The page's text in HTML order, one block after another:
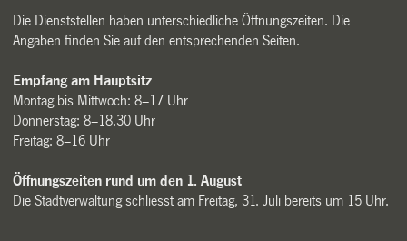
Die Dienststellen haben unterschiedliche Öffnungszeiten. Die
Angaben finden Sie auf den entsprechenden Seiten.
Empfang am Hauptsitz
Montag bis Mittwoch: 8–17 Uhr
Donnerstag: 8–18.30 Uhr
Freitag: 8–16 Uhr
Öffnungszeiten rund um den 1. August
Die Stadtverwaltung schliesst am Freitag, 31. Juli bereits um 15 Uhr.